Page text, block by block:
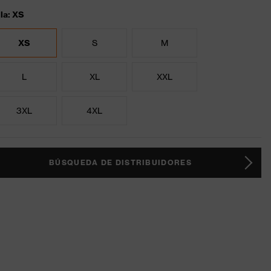
XS
XS S M
L XL XXL
3XL 4XL
BÚSQUEDA DE DISTRIBUIDORES